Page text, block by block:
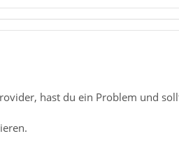
hast du ein Problem und